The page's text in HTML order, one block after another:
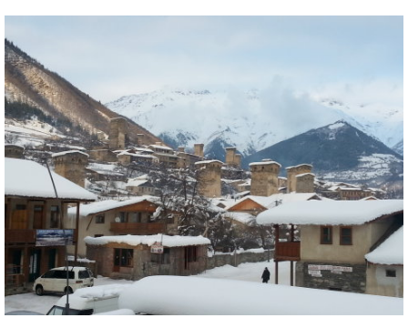
Történelem
Túrasí
Utasbiztosítás
Utazási tippek
Védőfelszerelés
Wellness